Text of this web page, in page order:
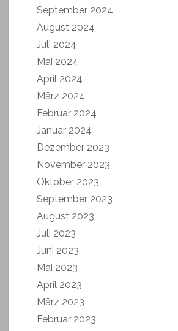
September 2024
August 2024
Juli 2024
Mai 2024
April 2024
März 2024
Februar 2024
Januar 2024
Dezember 2023
November 2023
Oktober 2023
September 2023
August 2023
Juli 2023
Juni 2023
Mai 2023
April 2023
März 2023
Februar 2023